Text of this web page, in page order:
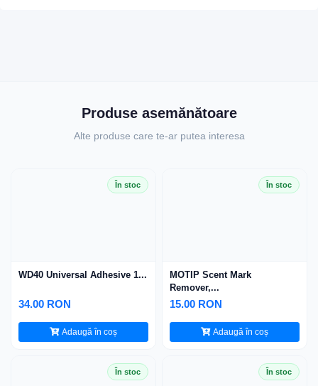
Produse asemănătoare
Alte produse care te-ar putea interesa
În stoc
WD40 Universal Adhesive 1...
34.00 RON
Adaugă în coș
În stoc
MOTIP Scent Mark
Remover,...
15.00 RON
Adaugă în coș
În stoc În stoc